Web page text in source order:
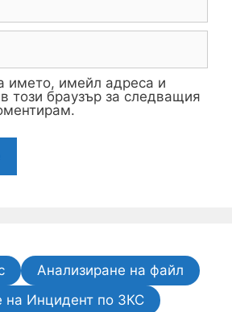
името, имейл адреса и
този браузър за следващия
Анализиране на файл
на Инцидент по ЗКС